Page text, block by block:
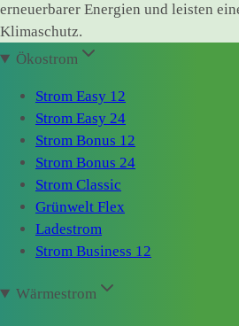
erneuerbarer Energien und leisten
Klimaschutz.
Ökostrom
Strom Easy 12
Strom Easy 24
Strom Bonus 12
Strom Bonus 24
Strom Classic
Grünwelt Flex
Ladestrom
Strom Business 12
Wärmestrom